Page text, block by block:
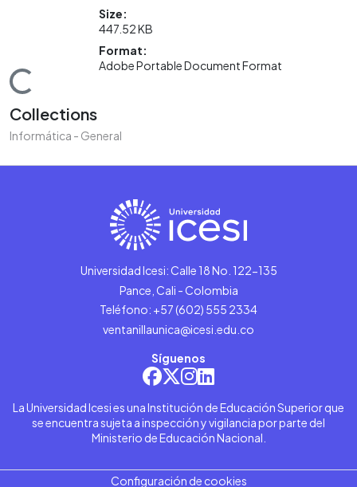
Loading...
Size:
447.52 KB
Format:
Adobe Portable Document Format
Collections
Informática - General
Universidad Icesi: Calle 18 No. 122-135
Pance, Cali - Colombia
Teléfono: +57 (602) 555 2334
ventanillaunica@icesi.edu.co
Síguenos
La Universidad Icesi es una Institución de Educación Superior que
se encuentra sujeta a inspección y vigilancia por parte del
Ministerio de Educación Nacional.
Configuración de cookies